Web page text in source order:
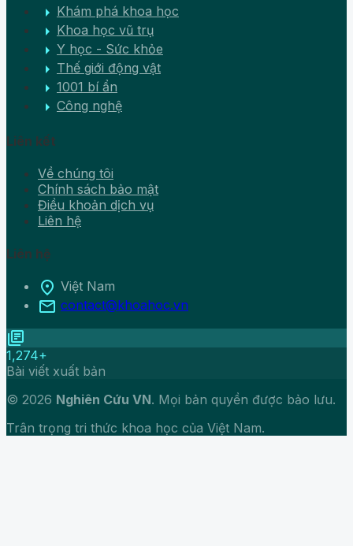
arrow_right Khám phá khoa học
arrow_right Khoa học vũ trụ
arrow_right Y học - Sức khỏe
arrow_right Thế giới động vật
arrow_right 1001 bí ẩn
arrow_right Công nghệ
Liên kết
Về chúng tôi
Chính sách bảo mật
Điều khoản dịch vụ
Liên hệ
Liên hệ
location_on Việt Nam
mail contact@khoahoc.vn
library_books
1,274+
Bài viết xuất bản
© 2026 Nghiên Cứu VN. Mọi bản quyền được bảo lưu.
Trân trọng tri thức khoa học của Việt Nam.